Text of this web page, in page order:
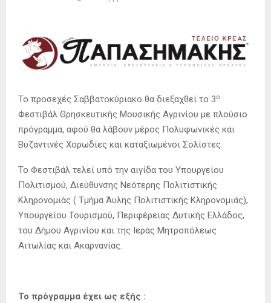
Το προσεχές Σαββατοκύριακο θα διεξαχθεί το 3ο
Φεστιβάλ Θρησκευτικής Μουσικής Αγρινίου με πλούσιο
πρόγραμμα, αφού θα λάβουν μέρος Πολυφωνικές και
Βυζαντινές Χορωδίες και καταξιωμένοι Σολίστες.
Το Φεστιβάλ τελεί υπό την αιγίδα του Υπουργείου
Πολιτισμού, Διεύθυνσης Νεότερης Πολιτιστικής
Κληρονομιάς ( Τμήμα Άυλης Πολιτιστικής Κληρονομιάς),
Υπουργείου Τουρισμού, Περιφέρειας Δυτικής Ελλάδος,
του Δήμου Αγρινίου και της Ιεράς Μητροπόλεως
Αιτωλίας και Ακαρνανίας.
Το πρόγραμμα έχει ως εξής :